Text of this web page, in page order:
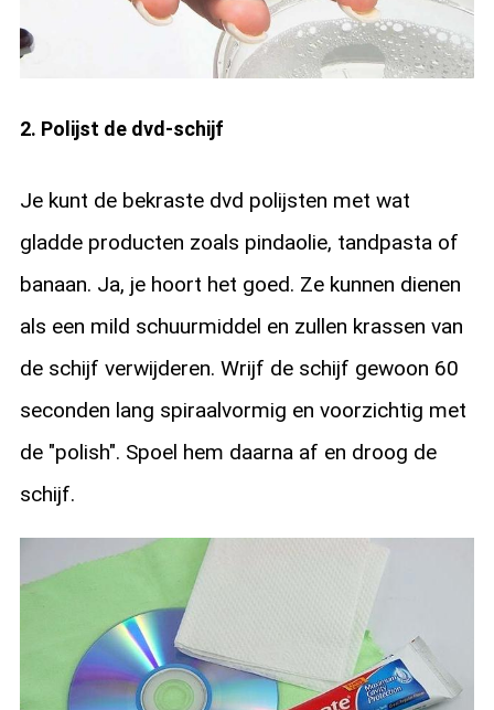
2. Polijst de dvd-schijf
Je kunt de bekraste dvd polijsten met wat
gladde producten zoals pindaolie, tandpasta of
banaan. Ja, je hoort het goed. Ze kunnen dienen
als een mild schuurmiddel en zullen krassen van
de schijf verwijderen. Wrijf de schijf gewoon 60
seconden lang spiraalvormig en voorzichtig met
de "polish". Spoel hem daarna af en droog de
schijf.